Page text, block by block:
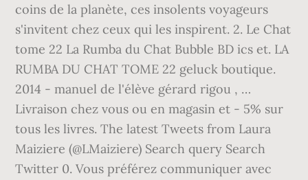
coins de la planète, ces insolents voyageurs
s'invitent chez ceux qui les inspirent. 2. Le Chat
tome 22 La Rumba du Chat Bubble BD ics et. LA
RUMBA DU CHAT TOME 22 geluck boutique.
2014 - manuel de l'élève gérard rigou , …
Livraison chez vous ou en magasin et - 5% sur
tous les livres. The latest Tweets from Laura
Maiziere (@LMaiziere) Search query Search
Twitter 0. Vous préférez communiquer avec